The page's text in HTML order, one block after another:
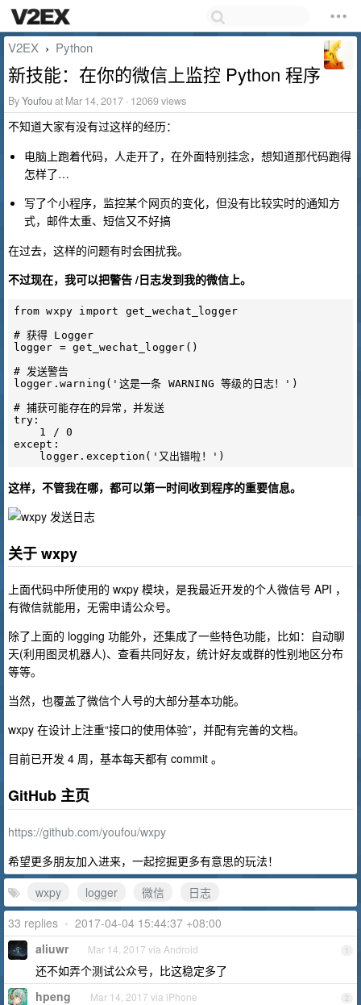
V2EX › Python
新技能：在你的微信上监控 Python 程序
ByYoufou at Mar 14, 2017 · 12069 views
不知道大家有没有过这样的经历：
电脑上跑着代码，人走开了，在外面特别挂念，想知道那代码跑得
怎样了…
写了个小程序，监控某个网页的变化，但没有比较实时的通知方
式，邮件太重、短信又不好搞
在过去，这样的问题有时会困扰我。
不过现在，我可以把警告 /日志发到我的微信上。
from wxpy import get_wechat_logger
# 获得 Logger
logger = get_wechat_logger()
# 发送警告
logger.warning('这是一条 WARNING 等级的日志！')
# 捕获可能存在的异常，并发送
try:
except:
这样，不管我在哪，都可以第一时间收到程序的重要信息。
关于 wxpy
上面代码中所使用的 wxpy 模块，是我最近开发的个人微信号 API ，
有微信就能用，无需申请公众号。
除了上面的 logging 功能外，还集成了一些特色功能，比如：自动聊
天(利用图灵机器人)、查看共同好友，统计好友或群的性别地区分布
等等。
当然，也覆盖了微信个人号的大部分基本功能。
wxpy 在设计上注重“接口的使用体验”，并配有完善的文档。
目前已开发 4 周，基本每天都有 commit 。
GitHub 主页
https://github.com/youfou/wxpy
希望更多朋友加入进来，一起挖掘更多有意思的玩法！
wxpy
logger 微信
日志
33 replies • 2017-04-04 15:44:37 +08:00
1
aliuwr Mar 14, 2017 via Android
还不如弄个测试公众号，比这稳定多了
2
hpeng Mar 14, 2017 via iPhone